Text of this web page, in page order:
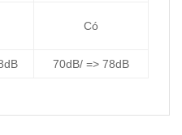
Có
70dB/ => 78dB